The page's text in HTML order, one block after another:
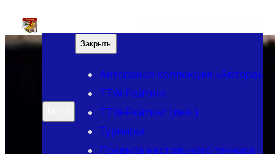
к
содержимому
Закрыть
Авторская коллекция «Автора»
TTW-Рейтинг
TTW-Рейтинг (лев.)
Турниры
Правила настольного тенниса